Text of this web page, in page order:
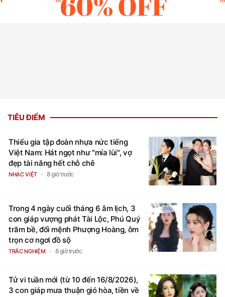
TIÊU ĐIỂM
Thiếu gia tập đoàn nhựa nức tiếng
Việt Nam: Hát ngọt như "mía lùi", vợ
đẹp tài năng hết chỗ chê
NHẠC VIỆT 8 giờ trước
Trong 4 ngày cuối tháng 6 âm lịch, 3
con giáp vượng phát Tài Lộc, Phú Quý
trăm bề, đổi mệnh Phượng Hoàng, ôm
trọn cơ ngơi đồ sộ
TRẮC NGHIỆM 8 giờ trước
Tử vi tuần mới (từ 10 đến 16/8/2026),
3 con giáp mưa thuận gió hòa, tiền về